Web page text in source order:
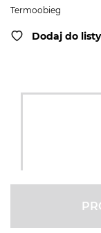
Termoobieg
Dodaj do